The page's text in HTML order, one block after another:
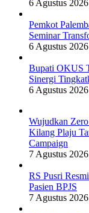
6 Agustus 2026
Pemkot
Seminar
6 Agustus 2026
Bupati OKUS
Sinergi
6 Agustus 2026
Wujudkan
Kilang Plaju
Campaign
7 Agustus 2026
RS Pusri
Pasien BPJS
7 Agustus 2026